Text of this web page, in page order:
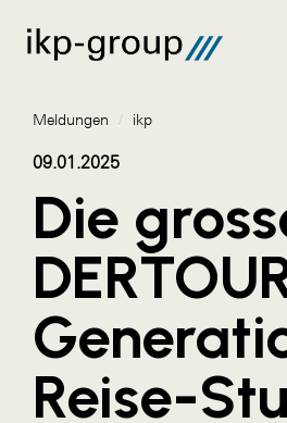
Meldungen
AKTUELLES
ACO
ALEX Krems
Amazon Web Services
Meldungen / ikp
09.01.2025
Die
Reise-